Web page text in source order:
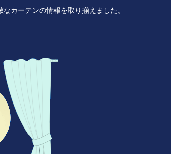
カーテンの情報を取り揃えました。